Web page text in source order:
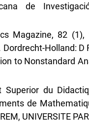
de
Magazine, 82 (1),
Holland: D
to Nonstandard
Superior du
de
UNIVERSITE